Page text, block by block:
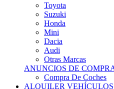
Suzuki
Honda
Mini
Dacia
Audi
Otras Marcas
ANUNCIOS DE COMPRA
Compra De Coches
ALQUILER VEHÍCULOS
ALQUILER VEHÍCULOS